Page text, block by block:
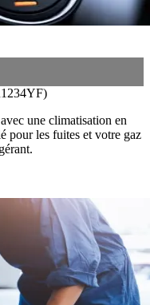
une climatisation en
pour les fuites et votre gaz